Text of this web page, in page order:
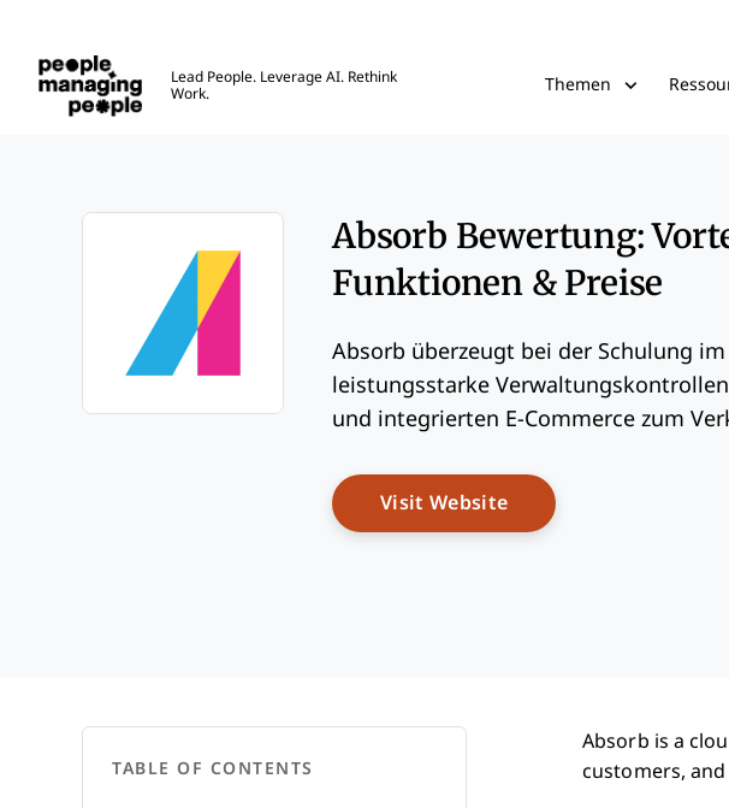
Lead People. Leverage AI. Rethink
Work.
Themen
Absorb Bewertung:
Funktionen & Preise
Absorb überzeugt bei der Schulung
leistungsstarke
und integrierten E-Commerce zum
Visit WebsiteOpens New Window
TABLE OF CONTENTS
Absorb is a
customers,